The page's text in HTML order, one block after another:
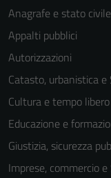
Anagrafe e stato civile
Appalti pubblici
Autorizzazioni
Catasto, urbanistica e
Cultura e tempo libero
Educazione e
Giustizia, sicurezza
Imprese, commercio e